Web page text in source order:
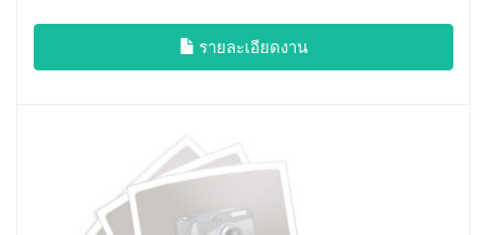
รายละเอียดงาน